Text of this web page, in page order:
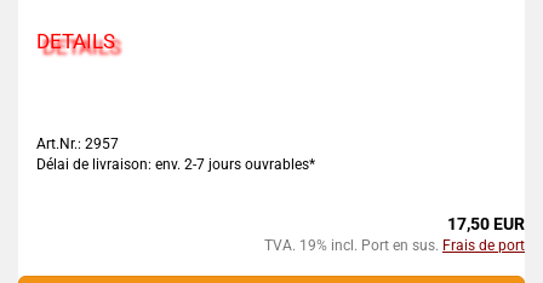
DETAILS
Art.Nr.: 2957
Délai de livraison: env. 2-7 jours ouvrables*
17,50 EUR
TVA. 19% incl. Port en sus. Frais de port